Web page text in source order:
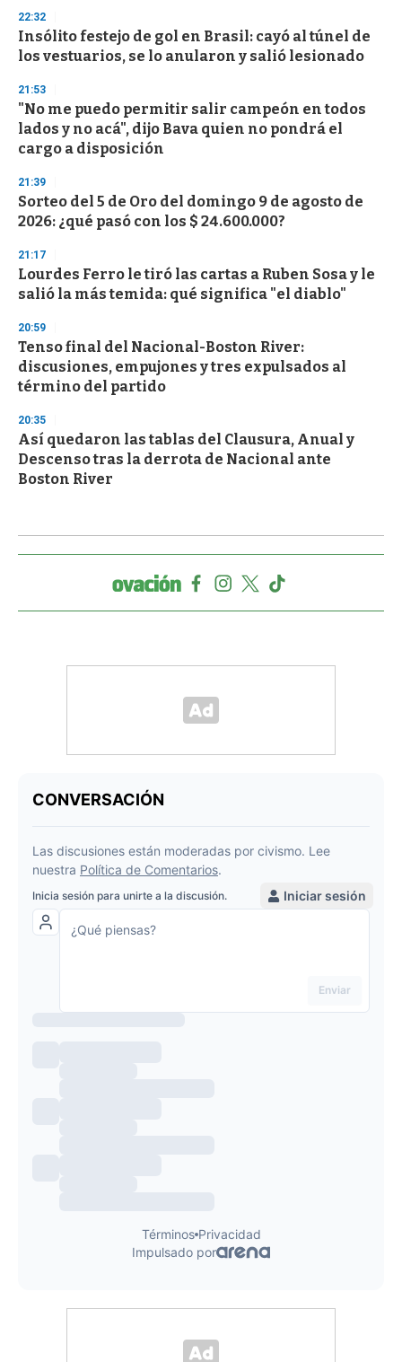
s
22:32
Insólito festejo de gol en Brasil: cayó al túnel de
los vestuarios, se lo anularon y salió lesionado
21:53
"No me puedo permitir salir campeón en todos
lados y no acá", dijo Bava quien no pondrá el
cargo a disposición
21:39
Sorteo del 5 de Oro del domingo 9 de agosto de
2026: ¿qué pasó con los $ 24.600.000?
21:17
Lourdes Ferro le tiró las cartas a Ruben Sosa y le
salió la más temida: qué significa "el diablo"
20:59
Tenso final del Nacional-Boston River:
discusiones, empujones y tres expulsados al
término del partido
20:35
Así quedaron las tablas del Clausura, Anual y
Descenso tras la derrota de Nacional ante
Boston River